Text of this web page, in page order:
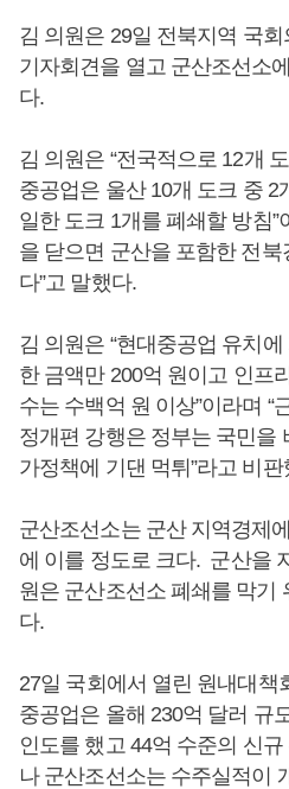
김 의원은 29일 전북지역 국
기자회견을 열고 군산조선소
다.
김 의원은 “전국적으로 12개
중공업은 울산 10개 도크 중 2
일한 도크 1개를 폐쇄할 방침”
을 닫으면 군산을 포함한 전
다”고 말했다.
김 의원은 “현대중공업 유치
한 금액만 200억 원이고 인프
수는 수백억 원 이상”이라며 “
정개편 강행은 정부는 국민을
가정책에 기댄 먹튀”라고 비판
군산조선소는 군산 지역경제
에 이를 정도로 크다. 군산을
원은 군산조선소 폐쇄를 막기
다.
27일 국회에서 열린 원내대책
중공업은 올해 230억 달러 규
인도를 했고 44억 수준의 신규
나 군산조선소는 수주실적이